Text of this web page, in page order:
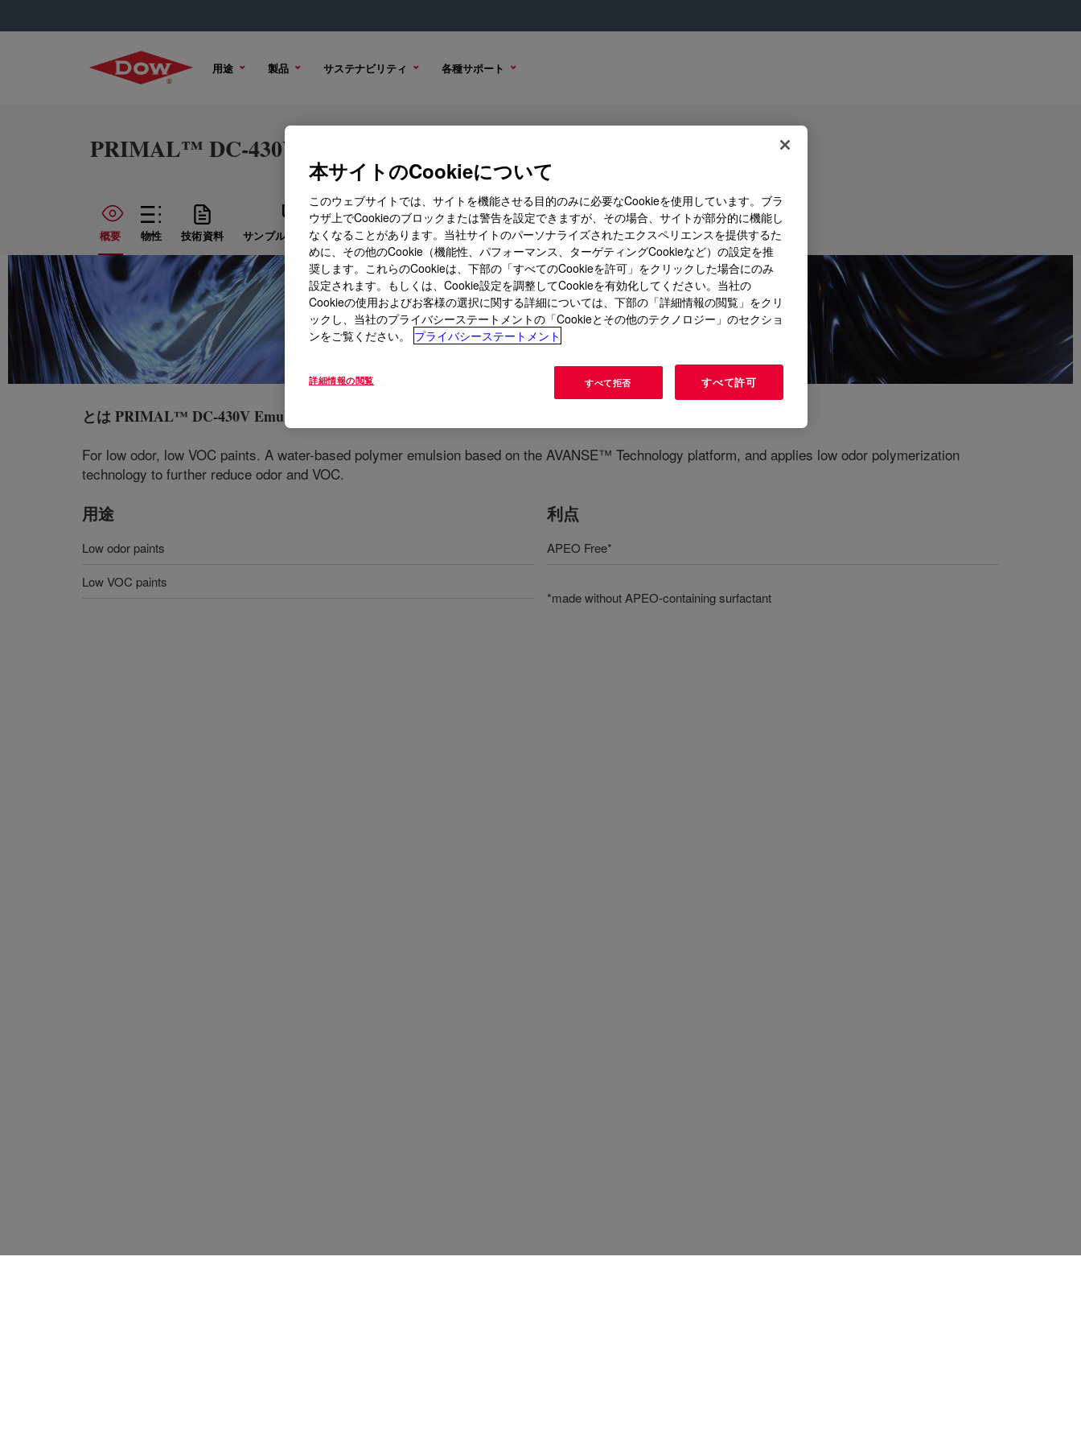
用途 製品 サステナビリティ 各種サポート
PRIMAL™ DC-430V Emulsion
概要 物性 技術資料 サンプル オプション 購入オプション
とはPRIMAL™ DC-430V Emulsion
For low odor, low VOC paints. A water-based polymer emulsion based on the AVANSE™ Technology platform, and applies low odor polymerization
technology to further reduce odor and VOC.
用途
Low odor paints
Low VOC paints
利点
APEO Free*
*made without APEO-containing surfactant
本サイトのCookieについて
このウェブサイトでは、サイトを機能させる目的のみに必要なCookieを使用しています。ブラ
ウザ上でCookieのブロックまたは警告を設定できますが、その場合、サイトが部分的に機能し
なくなることがあります。当社サイトのパーソナライズされたエクスペリエンスを提供するた
めに、その他のCookie（機能性、パフォーマンス、ターゲティングCookieなど）の設定を推
奨します。これらのCookieは、下部の「すべてのCookieを許可」をクリックした場合にのみ
設定されます。もしくは、Cookie設定を調整してCookieを有効化してください。当社の
Cookieの使用およびお客様の選択に関する詳細については、下部の「詳細情報の閲覧」をクリ
ックし、当社のプライバシーステートメントの「Cookieとその他のテクノロジー」のセクショ
ンをご覧ください。
プライバシーステートメント
詳細情報の閲覧 すべて拒否 すべて許可